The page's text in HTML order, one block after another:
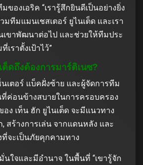
องเอริค “เรารู้สึกยินดีเป็นอย่างยิ่ง
มทีมแมนเชสเตอร์ ยูไนเต็ด และเรา
เขาพัฒนาต่อไป และช่วยให้ทีมประ
เราตั้งเป้าไว้”
ดถึงต้องการมาร์ติเนซ?
นเตอร์ แบ็คฝั่งซ้าย และผู้จัดการทีม
ค่อนข้างสบายในการครอบครอง
ง เท็น ฮัก ยูไนเต็ด จะมีแนวทาง
สร้างการเล่น จากแดนหลัง และ
ที่จะเป็นภัยคุกคามทาง
นใจและมีอํานาจ ในพื้นที่ “เขารู้จัก